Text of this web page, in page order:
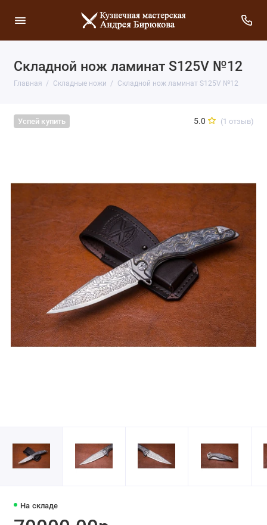
Складной нож ламинат S125V №12
Главная Складные ножи Складной нож ламинат S125V №12
Успей купить 5.0 (1 отзыв)
На складе